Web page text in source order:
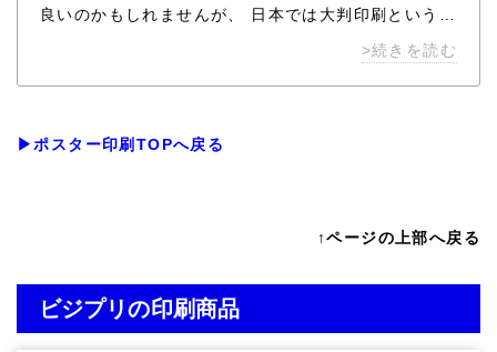
良いのかもしれませんが、 日本では大判印刷という言
葉よりも、ポスターという言葉で大きな印刷物を表す
ことが多いため、そのようにしております。 業界最速
の特急便から、最安値の激安便まで、納期に合わせた
無休で電話対応なので深夜や早朝でも安心してご利用
>続きを読む
▶ポスター印刷TOPへ戻る
↑ページの上部へ戻る
ビジプリの印刷商品